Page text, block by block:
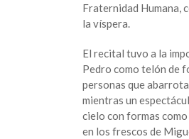
Fraternidad Humana,
la víspera.
El recital tuvo a la
Pedro como telón de
personas que
mientras un
cielo con formas
en los frescos de